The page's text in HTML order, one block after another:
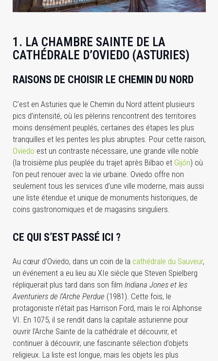
1. LA CHAMBRE SAINTE DE LA
CATHÉDRALE D’OVIEDO (ASTURIES)
RAISONS DE CHOISIR LE CHEMIN DU NORD
C’est en Asturies que le Chemin du Nord atteint plusieurs
pics d’intensité, où les pèlerins rencontrent des territoires
moins densément peuplés, certaines des étapes les plus
tranquilles et les pentes les plus abruptes. Pour cette raison,
Oviedo est un contraste nécessaire, une grande ville noble
(la troisième plus peuplée du trajet après Bilbao et Gijón) où
l’on peut renouer avec la vie urbaine. Oviedo offre non
seulement tous les services d’une ville moderne, mais aussi
une liste étendue et unique de monuments historiques, de
coins gastronomiques et de magasins singuliers.
CE QUI S’EST PASSÉ ICI ?
Au cœur d’Oviedo, dans un coin de la cathédrale du Sauveur,
un événement a eu lieu au XIe siècle que Steven Spielberg
répliquerait plus tard dans son film Indiana Jones et les
Aventuriers de l’Arche Perdue (1981). Cette fois, le
protagoniste n’était pas Harrison Ford, mais le roi Alphonse
VI. En 1075, il se rendit dans la capitale asturienne pour
ouvrir l’Arche Sainte de la cathédrale et découvrir, et
continuer à découvrir, une fascinante sélection d’objets
religieux. La liste est longue, mais les objets les plus